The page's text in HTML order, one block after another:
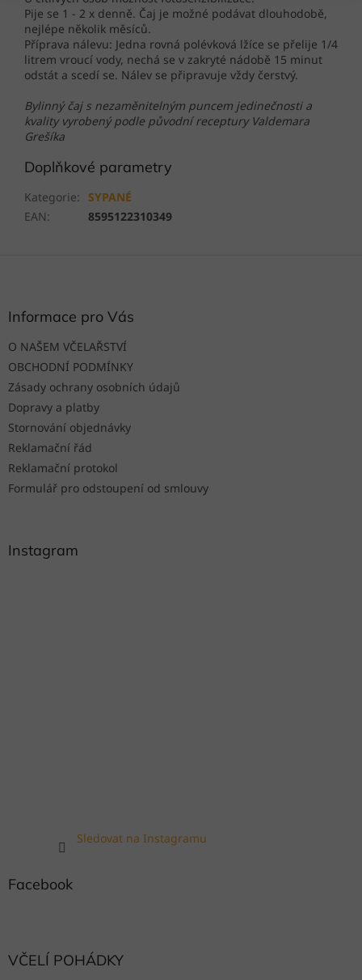
Pije se 1 - 2 x denně. Čaj je možné podávat dlouhodobě,
nejlépe několik měsíců.
Příprava nálevu: Jedna rovná polévková lžíce se přelije 1/4
litrem vroucí vody, nechá se v zakryté nádobě 15 minut
odstát a scedí se. Nálev se připravuje vždy čerstvý.
Bylinný čaj s nezaměnitelným puncem jedinečnosti a
kvality vyrobený podle původní receptury Valdemara
Grešíka
Doplňkové parametry
Kategorie: SYPANÉ
EAN: 8595122310349
Informace pro Vás
O NAŠEM VČELAŘSTVÍ
OBCHODNÍ PODMÍNKY
Zásady ochrany osobních údajů
Dopravy a platby
Stornování objednávky
Reklamační řád
Reklamační protokol
Formulář pro odstoupení od smlouvy
Instagram
Sledovat na Instagramu
Facebook
VČELÍ POHÁDKY